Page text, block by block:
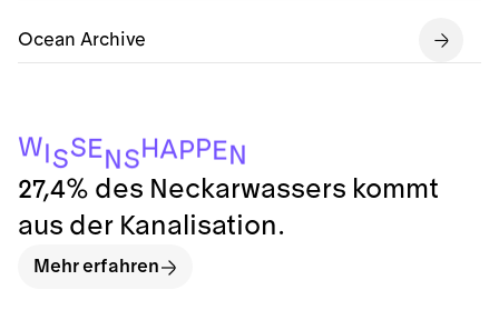
Ocean Archive
WISSENS H A PP E N
27,4% des Neckarwassers kommt
aus der Kanalisation.
Mehr erfahren